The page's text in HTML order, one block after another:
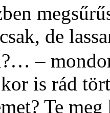
de
–
is rád
Te